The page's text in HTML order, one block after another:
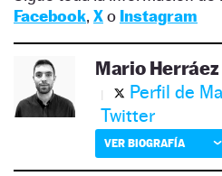
Facebook, Xo Instagram
Mario Herráez
Perfil de
Twitter
VER BIOGRAFÍA